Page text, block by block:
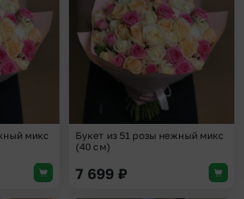
микс
Букет из 51 розы нежный микс
(40 см)
7 699 ₽